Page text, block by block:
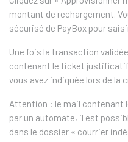
montant de rechargement.
sécurisé de PayBox pour
Une fois la transaction
contenant le ticket justificatif
vous avez indiquée lors de la
Attention : le mail
par un automate, il est
dans le dos­sier « courrier